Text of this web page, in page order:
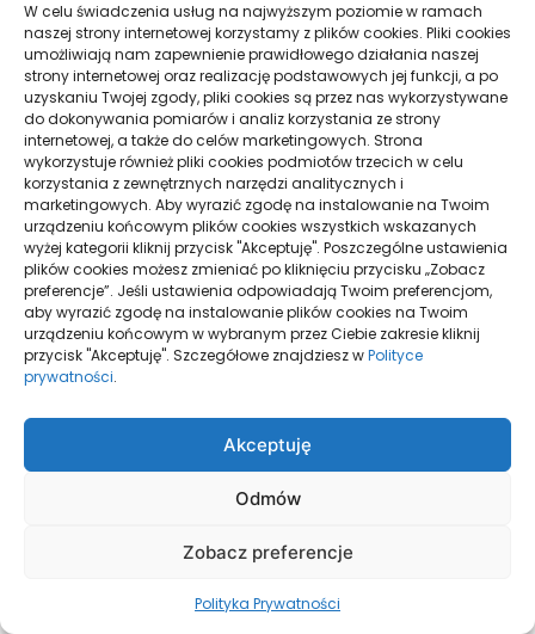
W celu świadczenia usług na najwyższym poziomie w ramach
naszej strony internetowej korzystamy z plików cookies. Pliki cookies
umożliwiają nam zapewnienie prawidłowego działania naszej
strony internetowej oraz realizację podstawowych jej funkcji, a po
uzyskaniu Twojej zgody, pliki cookies są przez nas wykorzystywane
do dokonywania pomiarów i analiz korzystania ze strony
internetowej, a także do celów marketingowych. Strona
wykorzystuje również pliki cookies podmiotów trzecich w celu
korzystania z zewnętrznych narzędzi analitycznych i
marketingowych. Aby wyrazić zgodę na instalowanie na Twoim
urządzeniu końcowym plików cookies wszystkich wskazanych
wyżej kategorii kliknij przycisk "Akceptuję". Poszczególne ustawienia
plików cookies możesz zmieniać po kliknięciu przycisku „Zobacz
preferencje”. Jeśli ustawienia odpowiadają Twoim preferencjom,
aby wyrazić zgodę na instalowanie plików cookies na Twoim
urządzeniu końcowym w wybranym przez Ciebie zakresie kliknij
przycisk "Akceptuję". Szczegółowe znajdziesz wPolityce
prywatności.
Akceptuję
Odmów
Zobacz preferencje
Polityka Prywatności
wrzesień 2025
sierpień 2025
lipiec 2025
czerwiec 2025
maj 2025
marzec 2025
styczeń 2025